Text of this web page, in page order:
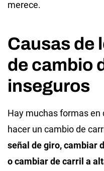
merece.
Causas de
de cambio
inseguros
Hay muchas formas en
hacer un cambio de
señal de giro, cambiar
o cambiar de carril a